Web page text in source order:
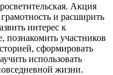
Акция
и расширить
интерес к
познакомить участников
сформировать
использовать
жизни.